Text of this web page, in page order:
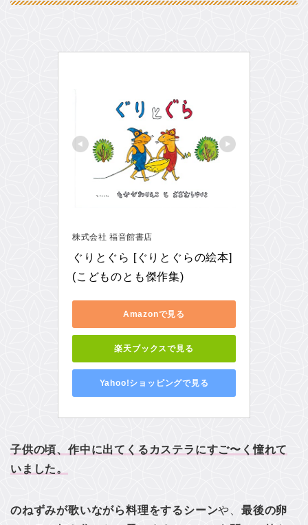
株式会社 福音館書店
ぐりとぐら [ぐりとぐらの絵本]
(こどものとも傑作集)
Amazonで見る
楽天ブックスで見る
Yahoo!ショッピングで見る
子供の頃、作中に出てくるカステラにすご〜く憧れて
いました。
のねずみが歌いながら料理をするシーンや、最後の卵